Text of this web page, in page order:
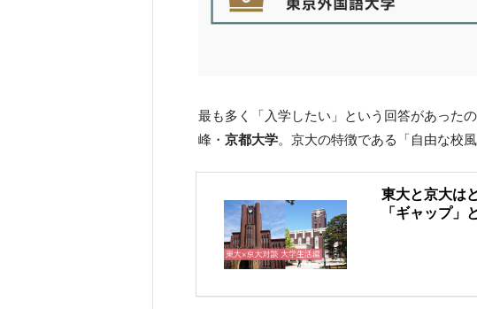
最も多く「入学したい」という回答があった
峰・京都大学。京大の特徴である「自由な校
東大と京大は
「ギャップ」